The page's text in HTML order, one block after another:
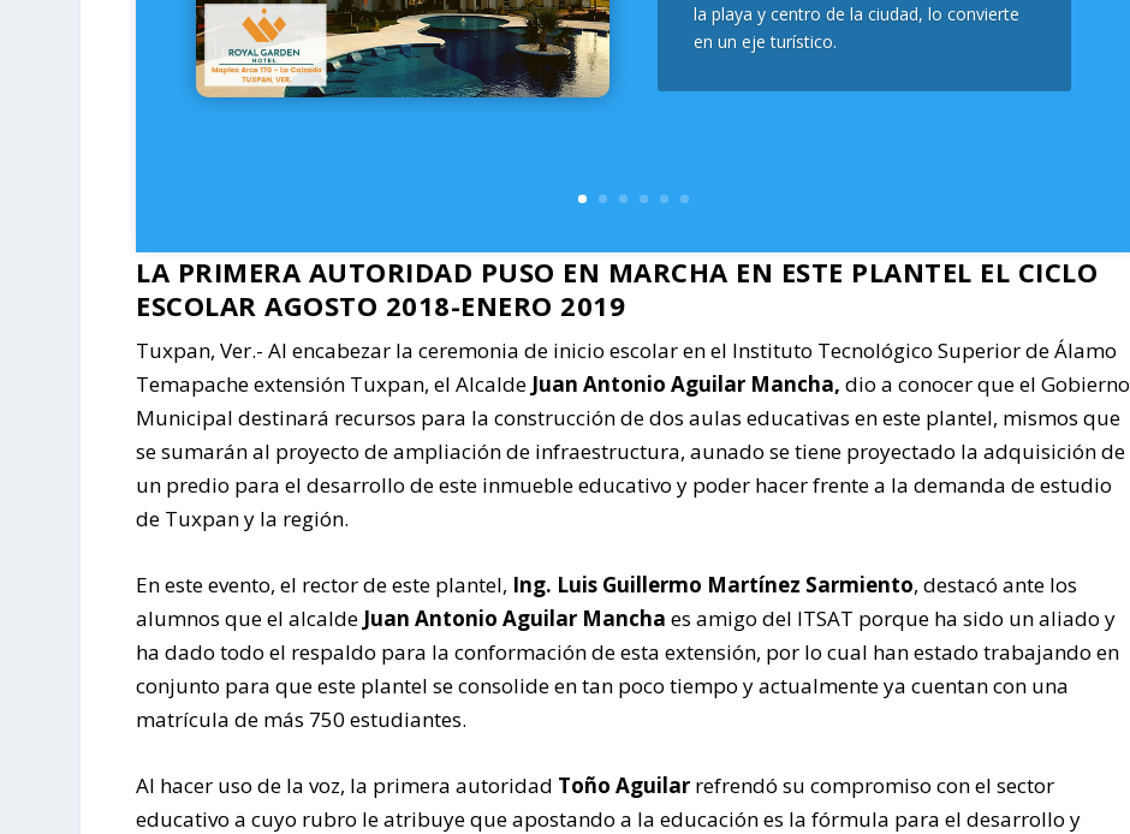
la playa y centro de la ciudad, lo convierte
en un eje turístico.
LA PRIMERA AUTORIDAD PUSO EN MARCHA EN ESTE PLANTEL EL CICLO
ESCOLAR AGOSTO 2018-ENERO 2019
Tuxpan, Ver.- Al encabezar la ceremonia de inicio escolar en el Instituto Tecnológico Superior de Álamo
Temapache extensión Tuxpan, el Alcalde Juan Antonio Aguilar Mancha, dio a conocer que el Gobierno
Municipal destinará recursos para la construcción de dos aulas educativas en este plantel, mismos que
se sumarán al proyecto de ampliación de infraestructura, aunado se tiene proyectado la adquisición de
un predio para el desarrollo de este inmueble educativo y poder hacer frente a la demanda de estudio
de Tuxpan y la región.
En este evento, el rector de este plantel, Ing. Luis Guillermo Martínez Sarmiento, destacó ante los
alumnos que el alcalde Juan Antonio Aguilar Mancha es amigo del ITSAT porque ha sido un aliado y
ha dado todo el respaldo para la conformación de esta extensión, por lo cual han estado trabajando en
conjunto para que este plantel se consolide en tan poco tiempo y actualmente ya cuentan con una
matrícula de más 750 estudiantes.
Al hacer uso de la voz, la primera autoridad Toño Aguilar refrendó su compromiso con el sector
educativo a cuyo rubro le atribuye que apostando a la educación es la fórmula para el desarrollo y